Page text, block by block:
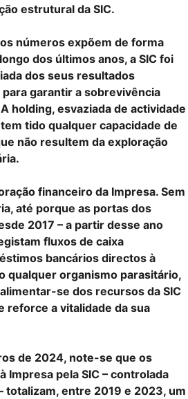
estrutural da SIC.
números expõem de forma
dos últimos anos, a SIC foi
dos seus resultados
garantir a sobrevivência
holding, esvaziada de actividade
tido qualquer capacidade de
não resultem da exploração
financeiro da Impresa. Sem
até porque as portas dos
2017 – a partir desse ano
fluxos de caixa
bancários directos à
qualquer organismo parasitário,
se dos recursos da SIC
reforce a vitalidade da sua
de 2024, note-se que os
Impresa pela SIC – controlada
totalizam, entre 2019 e 2023, um